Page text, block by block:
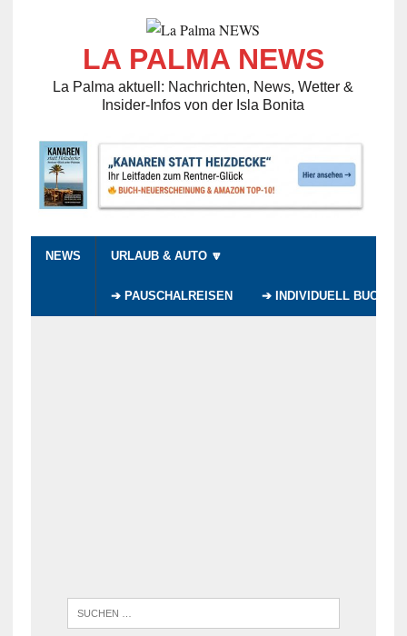
LA PALMA NEWS
La Palma aktuell: Nachrichten, News, Wetter &
Insider-Infos von der Isla Bonita
NEWS URLAUB & AUTO 🔽
➔ PAUSCHALREISEN ➔ INDIVIDUELL BUCHEN